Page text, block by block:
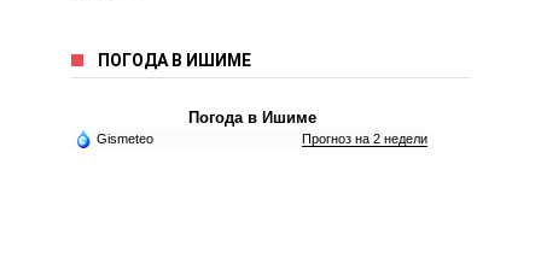
ПОГОДА В ИШИМЕ
Погода в Ишиме
Gismeteo Прогноз на 2 недели